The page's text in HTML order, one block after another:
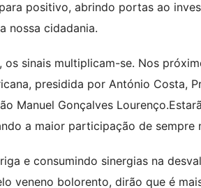
positivo, abrindo portas ao
nossa cidadania.
os sinais multiplicam-se. Nos
presidida por António Costa,
Manuel Gonçalves
a maior participação de sempre
e consumindo sinergias na
veneno bolorento, dirão que é